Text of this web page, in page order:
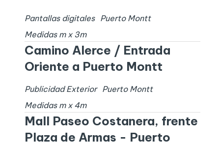
Pantallas digitales
Puerto Montt
Medidas m x 3m
Camino Alerce / Entrada
Oriente a Puerto Montt
Publicidad Exterior
Puerto Montt
Medidas m x 4m
Mall Paseo Costanera, frente
Plaza de Armas - Puerto